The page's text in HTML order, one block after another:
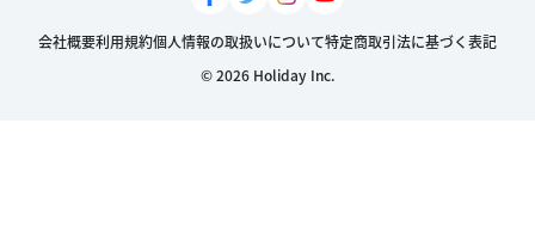
会社概要利用規約個人情報の取扱いについて特定商取引法に基づく表記
© 2026 Holiday Inc.